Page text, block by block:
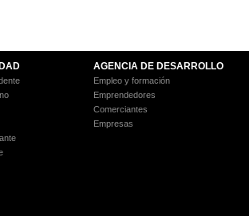
AGENCIA DE DESARROLLO
Empleo y formación
Emprendedores
Comerciantes
Empresas